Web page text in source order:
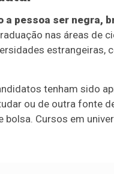
a pessoa ser negra,
nas áreas de
tenham sido
ou de outra fonte
bolsa. Cursos em